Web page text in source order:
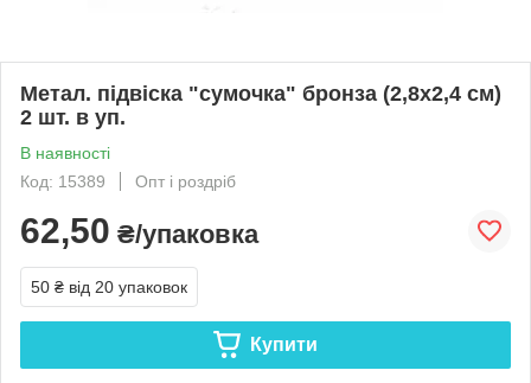
Метал. підвіска "сумочка" бронза (2,8х2,4 см)
2 шт. в уп.
В наявності
Код: 15389
Опт і роздріб
62,50 ₴/упаковка
50 ₴ від 20 упаковок
Купити